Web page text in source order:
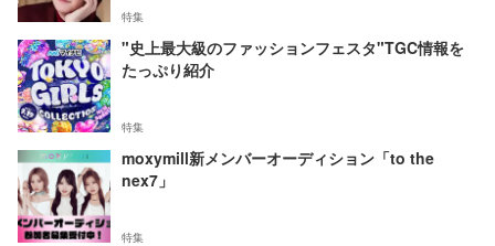
特集
"史上最大級のファッションフェスタ"TGC情報を
たっぷり紹介
特集
moxymill新メンバーオーディション「to the
nex7」
特集